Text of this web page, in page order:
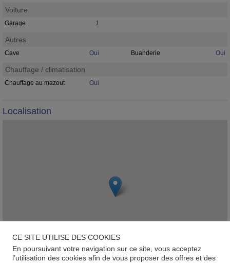
Voiture
Garage 1
Autres
Cave Oui Buanderie Oui
Chauffage / climatisation
Chauffage au mazout Oui
Localisation
CE SITE UTILISE DES COOKIES
En poursuivant votre navigation sur ce site, vous acceptez
l’utilisation des cookies afin de vous proposer des offres et des